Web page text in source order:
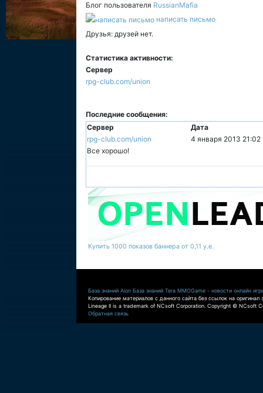
Блог пользователя RussianMafia
написать письмо
Друзья: друзей нет.
Статистика активности:
Сервер
rpg-club.com/union
Последние сообщения:
Сервер
Дата
rpg-club.com/union
4 января 2013 21:02
Все хорошо!
Купить 1000 показов баннера от 0,11 у.е.
База знаний Aion База знаний Tera MMOGame - новости онлайн
Копирование материалов с данного сайта без ссылок на оригинал
Lineage II is a trademark of NCsoft Corporation. Copyright © NCsoft
Обратная связь